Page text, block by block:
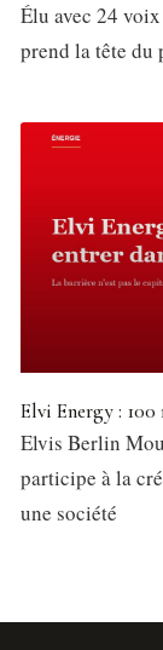
Élu avec 24
prend la tête du
Elvi Energy :
Elvis Berlin
participe à la
une société